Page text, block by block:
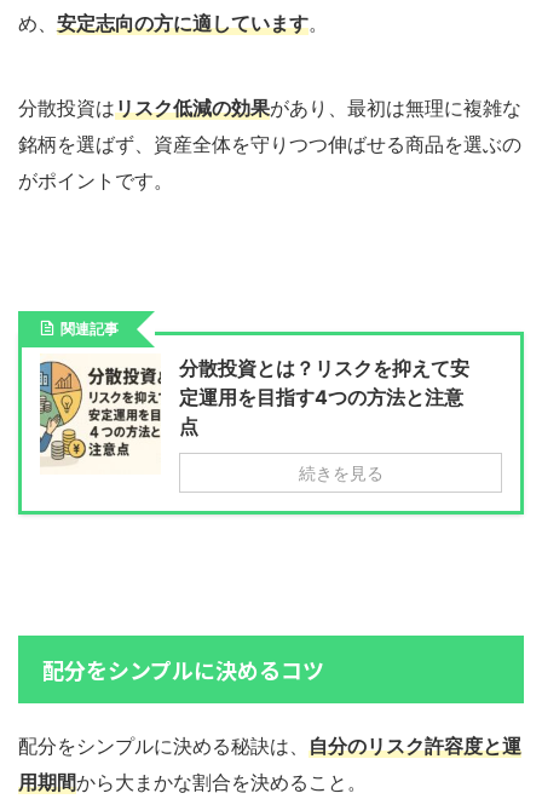
め、 安定志向の方に適しています。
分散投資はリスク低減の効果があり、最初は無理に複雑な
銘柄を選ばず、資産全体を守りつつ伸ばせる商品を選ぶの
がポイントです。
関連記事
分散投資とは？リスクを抑えて安
定運用を目指す4つの方法と注意
点
続きを見る
配分をシンプルに決めるコツ
配分をシンプルに決める秘訣は、 自分のリスク許容度と運
用期間から大まかな割合を決めること。